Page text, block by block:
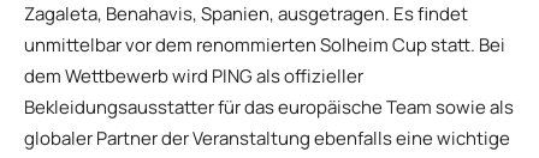
Zagaleta, Benahavis, Spanien, ausgetragen. Es findet
unmittelbar vor dem renommierten Solheim Cup statt. Bei
dem Wettbewerb wird PING als offizieller
Bekleidungsausstatter für das europäische Team sowie als
globaler Partner der Veranstaltung ebenfalls eine wichtige